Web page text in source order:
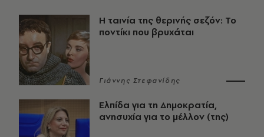
Η ταινία της θερινής σεζόν: Το
ποντίκι που βρυχάται
Γιάννης Στεφανίδης
Ελπίδα για τη Δημοκρατία,
ανησυχία για το μέλλον (της)